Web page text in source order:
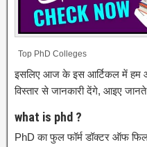
Top PhD Colleges
इसलिए आज के इस आर्टिकल में हम
विस्तार से जानकारी देंगे, आइए
what is phd ?
PhD का फुल फॉर्म डॉक्टर ऑफ